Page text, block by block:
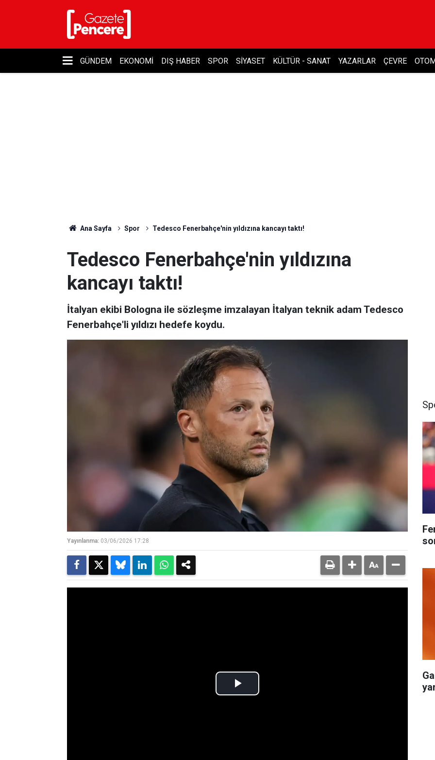
GÜNDEM EKONOMI DIŞ HABER SPOR SIYASET KÜLTÜR - SANAT YAZARLAR ÇEVRE
Ana Sayfa Spor Tedesco Fenerbahçe'nin yıldızına kancayı taktı!
Tedesco Fenerbahçe'nin yıldızına
kancayı taktı!
İtalyan ekibi Bologna ile sözleşme imzalayan İtalyan teknik adam Tedesco
Fenerbahçe'li yıldızı hedefe koydu.
Yayınlanma: 03/06/2026 17:28